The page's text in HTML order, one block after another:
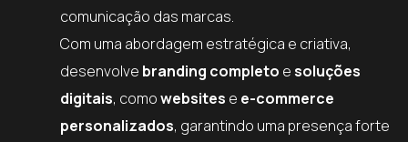
comunicação das marcas.
Com uma abordagem estratégica e criativa,
desenvolve branding completo esoluções
digitais, comowebsites e e-commerce
personalizados, garantindo uma presença forte